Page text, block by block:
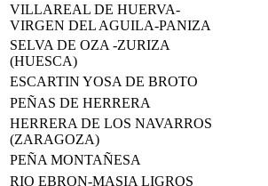
VILLAREAL DE HUERVA-
VIRGEN DEL AGUILA-PANIZA
SELVA DE OZA -ZURIZA
(HUESCA)
ESCARTIN YOSA DE BROTO
PEÑAS DE HERRERA
HERRERA DE LOS NAVARROS
(ZARAGOZA)
PEÑA MONTAÑESA
RIO EBRON-MASIA LIGROS